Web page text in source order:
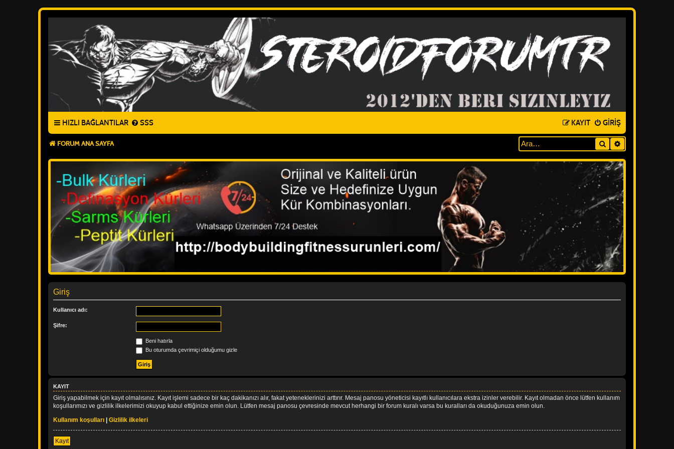
HIZLI BAĞLANTILAR SSS GIRIŞ
KAYIT
FORUM ANA SAYFA Ara
Giriş
Kullanıcı adı:
Şifre:
Beni hatırla
Bu oturumda çevrimiçi olduğumu gizle
KAYIT
Giriş yapabilmek için kayıt olmalısınız. Kayıt işlemi sadece bir kaç dakikanızı alır, fakat yeteneklerinizi arttırır. Mesaj panosu yöneticisi kayıtlı kullanıcılara ekstra izinler verebilir. Kayıt olmadan önce lütfen kullanım
koşullarımızı ve gizlilik ilkelerimizi okuyup kabul ettiğinize emin olun. Lütfen mesaj panosu çevresinde mevcut herhangi bir forum kuralı varsa bu kuralları da okuduğunuza emin olun.
Kullanım koşulları
Gizlilik ilkeleri
Kayıt